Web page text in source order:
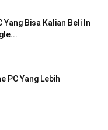
Bisa Kalian Beli In
PC Yang Lebih